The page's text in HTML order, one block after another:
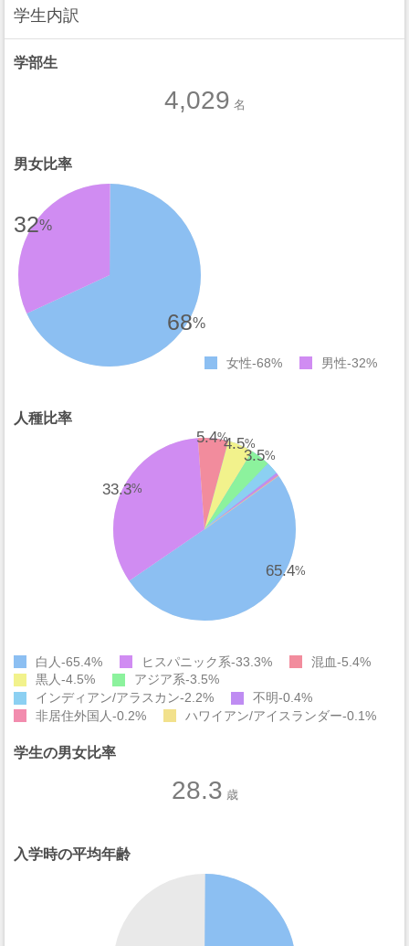
学生内訳
学部生
4,029 名
男女比率
68%
32%
女性 68% 男性 32%
人種比率
65.4%
33.3%
5.4%4.5%
3.5%
白人 65.4% ヒスパニック系 33.3% 混血 5.4%
黒人 4.5% アジア系 3.5%
インディアン/アラスカン 2.2% 不明 0.4%
非居住外国人 0.2% ハワイアン/アイスランダー 0.1%
学生の男女比率
28.3 歳
入学時の平均年齢